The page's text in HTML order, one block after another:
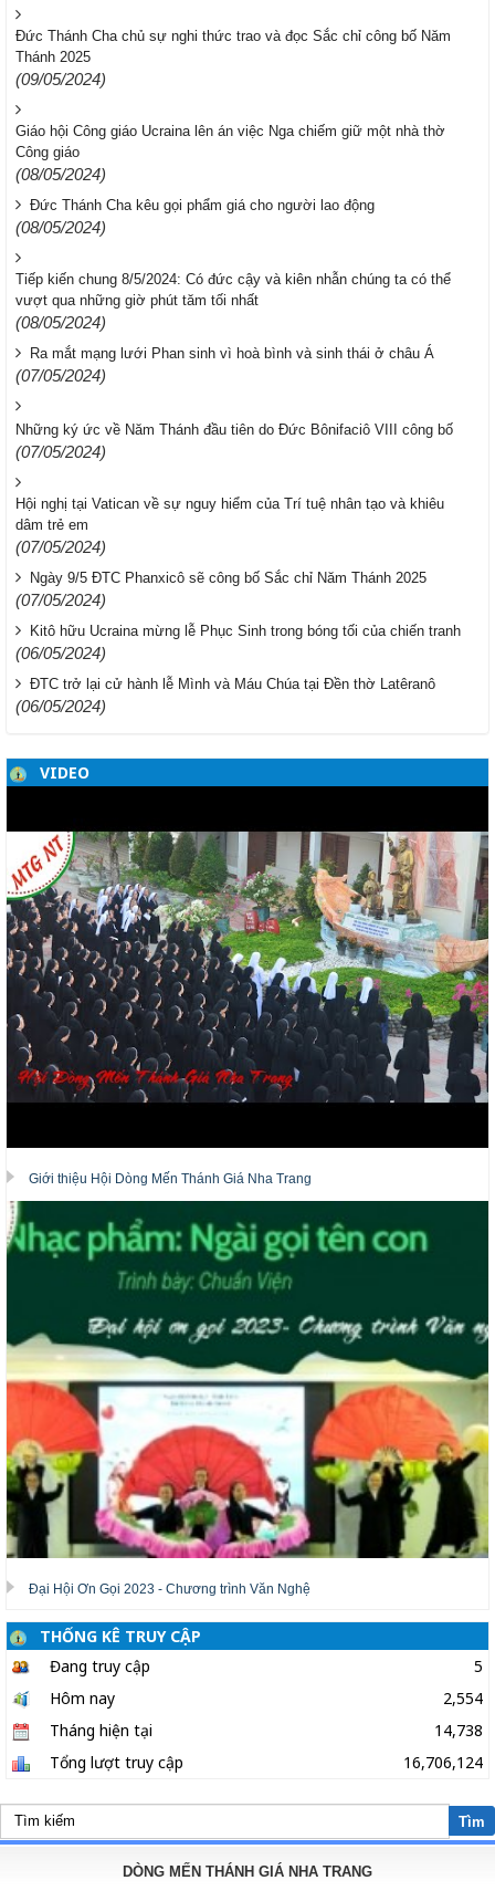
Đức Thánh Cha chủ sự nghi thức trao và đọc Sắc chỉ công bố Năm
Thánh 2025
(09/05/2024)
Giáo hội Công giáo Ucraina lên án việc Nga chiếm giữ một nhà thờ
Công giáo
(08/05/2024)
Đức Thánh Cha kêu gọi phẩm giá cho người lao động
(08/05/2024)
Tiếp kiến chung 8/5/2024: Có đức cậy và kiên nhẫn chúng ta có thể
vượt qua những giờ phút tăm tối nhất
(08/05/2024)
Ra mắt mạng lưới Phan sinh vì hoà bình và sinh thái ở châu Á
(07/05/2024)
Những ký ức về Năm Thánh đầu tiên do Đức Bônifaciô VIII công bố
(07/05/2024)
Hội nghị tại Vatican về sự nguy hiểm của Trí tuệ nhân tạo và khiêu
dâm trẻ em
(07/05/2024)
Ngày 9/5 ĐTC Phanxicô sẽ công bố Sắc chỉ Năm Thánh 2025
(07/05/2024)
Kitô hữu Ucraina mừng lễ Phục Sinh trong bóng tối của chiến tranh
(06/05/2024)
ĐTC trở lại cử hành lễ Mình và Máu Chúa tại Đền thờ Latêranô
(06/05/2024)
VIDEO
Giới thiệu Hội Dòng Mến Thánh Giá Nha Trang
Đại Hội Ơn Gọi 2023 - Chương trình Văn Nghệ
THỐNG KÊ TRUY CẬP
Đang truy cập
5
Hôm nay
2,554
Tháng hiện tại
14,738
Tổng lượt truy cập
16,706,124
Tìm
DÒNG MẾN THÁNH GIÁ NHA TRANG